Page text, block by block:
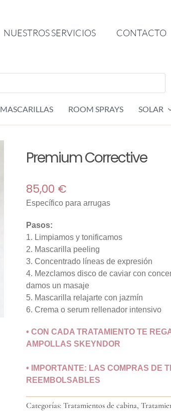
NUESTROS SERVICIOS CONTACTO
MASCARILLAS ROOM SPRAYS SOLAR
Premium Corrective
85,00 €
Específico para arrugas
Pasos:
1. Limpiamos y tonificamos
2. Mascarilla peeling
3. Concentrado líneas de expresión
4. Mezclamos disco de caviar con
damos un masaje
5. Mascarilla relajarte con jazmín
6. Crema o serum rellenador intensivo
• CON CADA TRATAMIENTO TE
AMPOLLAS SKEYNDOR
• IMPORTANTE: LAS COMPRAS DE
REEMBOLSABLES
Categorías: Tratamientos de cabina,